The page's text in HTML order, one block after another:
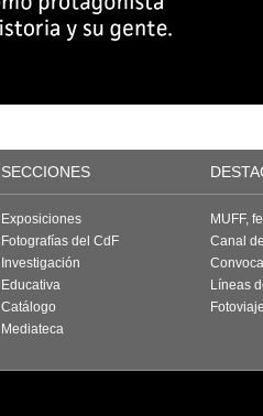
SECCIONES
Exposiciones
Fotografías del CdF
Investigación
Educativa
Catálogo
Mediateca
MUFF,
Canal
Líneas